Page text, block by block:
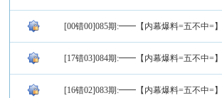
[00错00]085期:━━【内幕爆料=五不中=
[17错03]084期:━━【内幕爆料=五不中=
[16错02]083期:━━【内幕爆料=五不中=